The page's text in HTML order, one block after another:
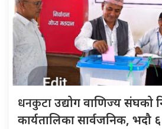
धनकुटाउद्योग वाणिज्य संघको
कार्यतालिका सार्वजनिक, भदौ